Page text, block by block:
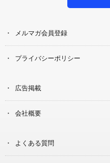
メルマガ会員登録
プライバシーポリシー
広告掲載
会社概要
よくある質問